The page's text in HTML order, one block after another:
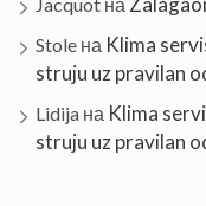
Stole на Klima
struju uz pravilan
Lidija на Klima
struju uz pravilan